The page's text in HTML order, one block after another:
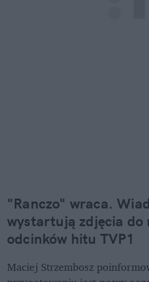
"Ranczo" wraca.
wystartują zdjęcia do
odcinków hitu TVP1
Maciej Strzembosz